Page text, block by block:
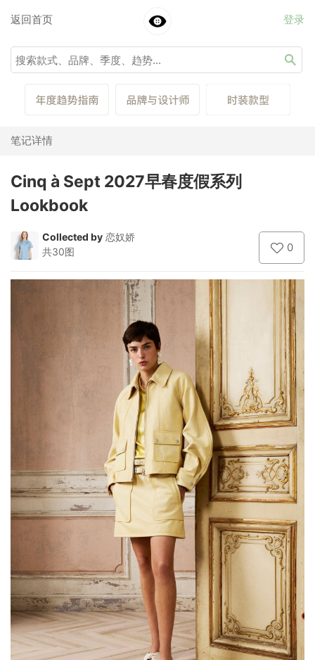
返回首页 登录
笔记详情
Cinq à Sept 2027早春度假系列
Lookbook
Collected by 恋奴娇
共30图
0